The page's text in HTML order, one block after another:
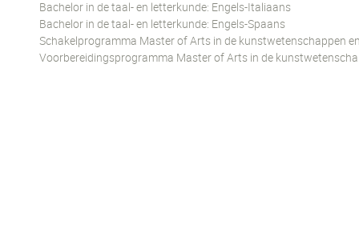
Bachelor in de taal- en letterkunde: Engels-Italiaans
Bachelor in de taal- en letterkunde: Engels-Spaans
Schakelprogramma Master of Arts in de kunstwetenschappen
Voorbereidingsprogramma Master of Arts in de